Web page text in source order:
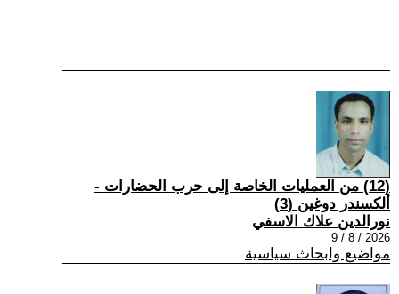
(12) من العمليات الخاصة إلى حرب الحضارات -
ألكسندر دوغين (3)
نورالدين علاك الاسفي
2026 / 8 / 9
مواضيع وابحاث سياسية